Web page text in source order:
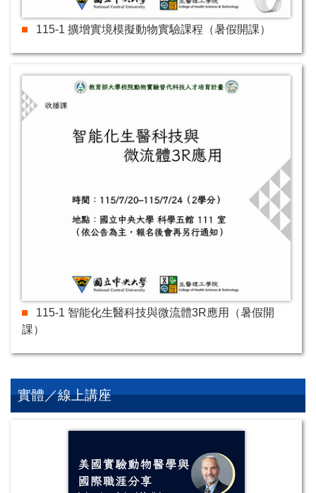
115-1 擴增實境模擬動物實驗課程（暑假開課）
115-1 智能化生醫科技與微流體3R應用（暑假開
課）
實體／線上講座